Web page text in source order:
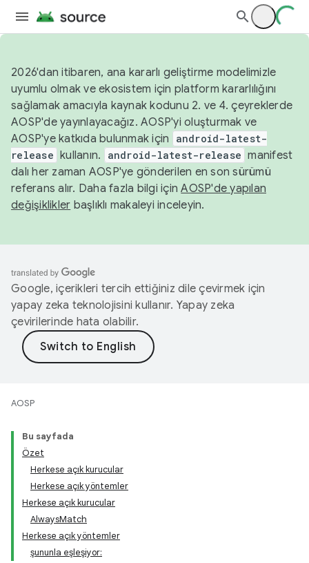
2026'dan itibaren, ana kararlı geliştirme modelimizle
uyumlu olmak ve ekosistem için platform kararlılığını
sağlamak amacıyla kaynak kodunu 2. ve 4. çeyreklerde
AOSP'de yayınlayacağız. AOSP'yi oluşturmak ve
AOSP'ye katkıda bulunmak için
android-latest-
release kullanın. android-latest-release manifest
dalı her zaman AOSP'ye gönderilen en son sürümü
referans alır. Daha fazla bilgi içinAOSP'de yapılan
değişiklikler başlıklı makaleyi inceleyin.
Google, içerikleri tercih ettiğiniz dile çevirmek için
yapay zeka teknolojisini kullanır. Yapay zeka
çevirilerinde hata olabilir.
AOSP
Bu sayfada
Özet
Herkese açık kurucular
Herkese açık yöntemler
Herkese açık kurucular
AlwaysMatch
Herkese açık yöntemler
şununla eşleşiyor: